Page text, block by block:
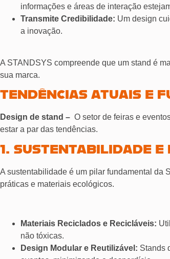
informações e áreas de interação
Transmite Credibilidade: Um design
a inovação.
A STANDSYS compreende que um stand é
sua marca.
TENDÊNCIAS ATUAIS E
Design de stand – O setor de feiras e
estar a par das tendências.
1. SUSTENTABILIDADE E
A sustentabilidade é um pilar fundamental da
práticas e materiais ecológicos.
Materiais Reciclados e Recicláveis:
não tóxicas.
Design Modular e Reutilizável: Stands